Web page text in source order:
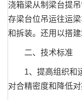
浇箱梁从制梁台提
存梁台位吊运往运
和拆装。还用以搭建
二、技术标准
1、提高组织和运
对合精密度和降低